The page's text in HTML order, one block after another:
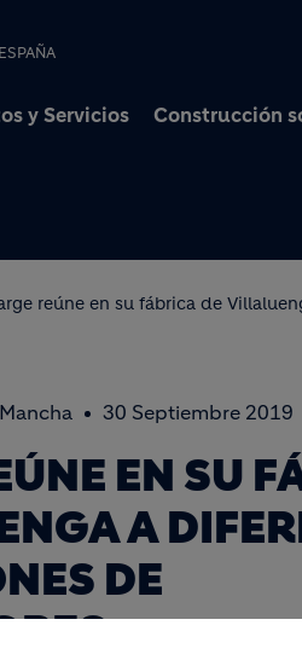
ESPAÑA
y Servicios Construcción
reúne en su fábrica de
30 Septiembre 2019
EN SU
A
DE